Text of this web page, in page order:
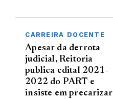
CARREIRA DOCENTE
Apesar da derrota
judicial, Reitoria
publica edital 2021-
2022 do PART e
insiste em precarizar